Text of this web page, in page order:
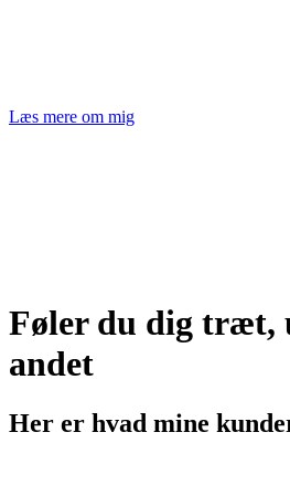
Læs mere om mig
Føler du dig træt,
andet
Her er hvad mine